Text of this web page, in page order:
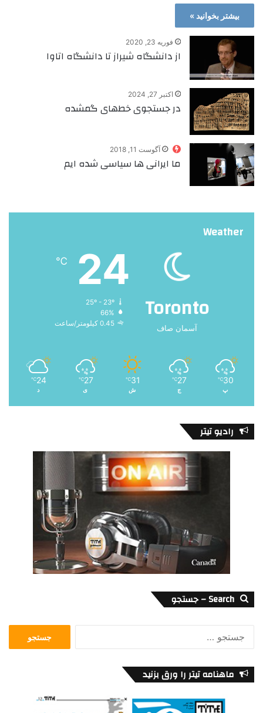
بیشتر بخوانید »
فوریه 23, 2020
از دانشگاه شیراز تا دانشگاه اتاوا
اکتبر 27, 2024
در جستجوی خط‌های گمشده
آگوست 11, 2018
ما ایرانی ها سیاسی شده ایم
Weather
Toronto
آسمان صاف
24
℃
25º - 23º
66%
0.45 کیلومتر/ساعت
30
℃
پ
27
℃
ج
31
℃
ش
27
℃
ی
24
℃
د
رادیو تیتر
Search – جستجو
ماهنامه تیتر را ورق بزنید